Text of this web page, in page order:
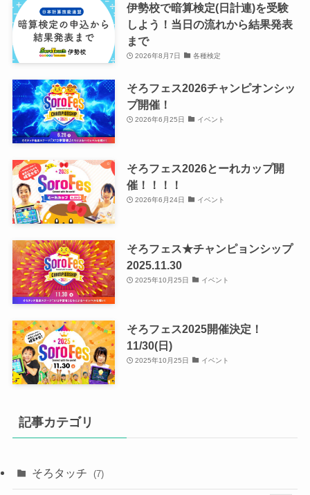
伊勢校で暗算検定(日計連)を受験
しよう！当日の流れから結果発表
まで
2026年8月7日 各種検定
そろフェス2026チャンピオンシッ
プ開催！
2026年6月25日 イベント
そろフェス2026とーれカップ開
催！！！！
2026年6月24日 イベント
そろフェス★チャンピョンシップ
2025.11.30
2025年10月25日 イベント
そろフェス2025開催決定！
11/30(日)
2025年10月25日 イベント
記事カテゴリ
そろタッチ (7)